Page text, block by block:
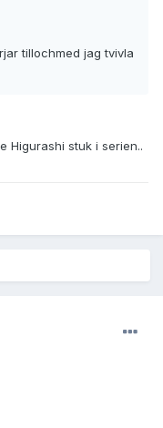
tillochmed jag tvivla
Higurashi stuk i serien..